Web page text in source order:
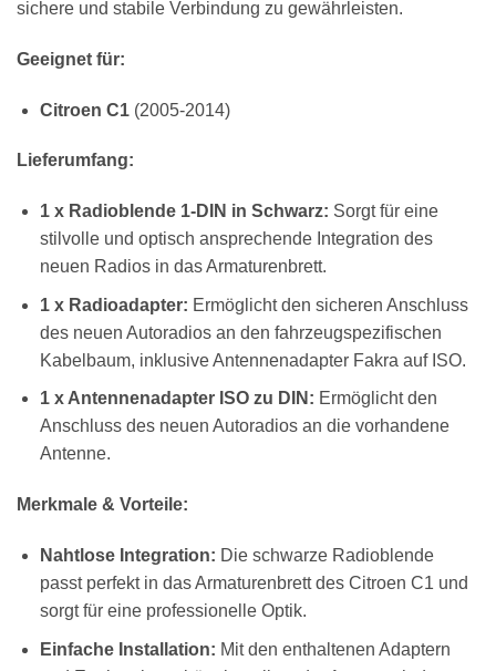
sichere und stabile Verbindung zu gewährleisten.
Geeignet für:
Citroen C1(2005-2014)
Lieferumfang:
1 x Radioblende 1-DIN in Schwarz: Sorgt für eine
stilvolle und optisch ansprechende Integration des
neuen Radios in das Armaturenbrett.
1 x Radioadapter: Ermöglicht den sicheren Anschluss
des neuen Autoradios an den fahrzeugspezifischen
Kabelbaum, inklusive Antennenadapter Fakra auf ISO.
1 x Antennenadapter ISO zu DIN: Ermöglicht den
Anschluss des neuen Autoradios an die vorhandene
Antenne.
Merkmale & Vorteile:
Nahtlose Integration: Die schwarze Radioblende
passt perfekt in das Armaturenbrett des Citroen C1 und
sorgt für eine professionelle Optik.
Einfache Installation: Mit den enthaltenen Adaptern